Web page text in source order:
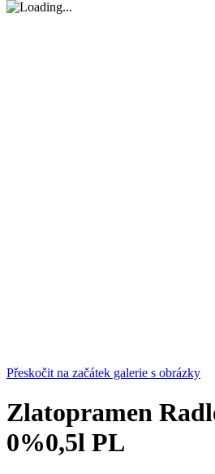
Přeskočit na začátek galerie s obrázky
Zlatopramen
0%0,5l PL